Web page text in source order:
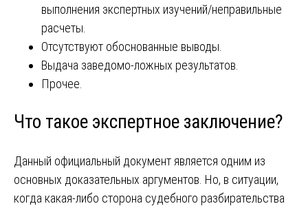
выполнения экспертных изучений/неправильные
расчеты.
Отсутствуют обоснованные выводы.
Выдача заведомо-ложных результатов.
Прочее.
Что такое экспертное заключение?
Данный официальный документ является одним из
основных доказательных аргументов. Но, в ситуации,
когда какая-либо сторона судебного разбирательства